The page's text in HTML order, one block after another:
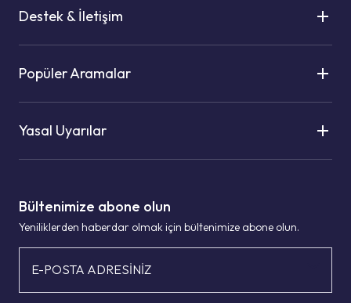
Bültenimize abone olun
Yeniliklerden haberdar olmak için bültenimize abone olun.
E-POSTA ADRESİNİZ
Destek & İletişim
Popüler Aramalar
Yasal Uyarılar